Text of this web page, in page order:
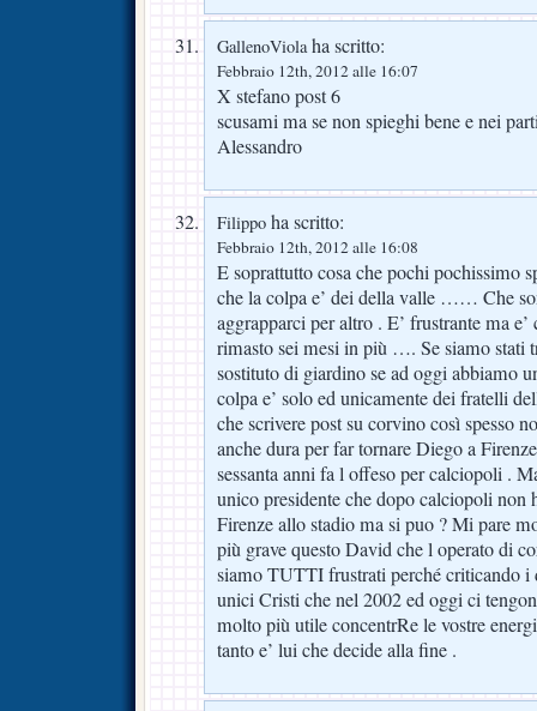
GallenoViolaha scritto:
Febbraio 12th, 2012 alle 16:07
X stefano post 6
scusami ma se non spieghi bene e nei
Alessandro
Filippo ha scritto:
Febbraio 12th, 2012 alle 16:08
E soprattutto cosa che pochi pochissimo
che la colpa e’ dei della valle …… Che
aggrapparci per altro . E’ frustrante ma e’
rimasto sei mesi in più …. Se siamo stati
sostituto di giardino se ad oggi abbiamo
colpa e’ solo ed unicamente dei fratelli
che scrivere post su corvino così spesso
anche dura per far tornare Diego a
sessanta anni fa l offeso per calciopoli .
unico presidente che dopo calciopoli non
Firenze allo stadio ma si puo ? Mi pare
più grave questo David che l operato di
siamo TUTTI frustrati perché criticando
unici Cristi che nel 2002 ed oggi ci
molto più utile concentrRe le vostre
tanto e’ lui che decide alla fine .